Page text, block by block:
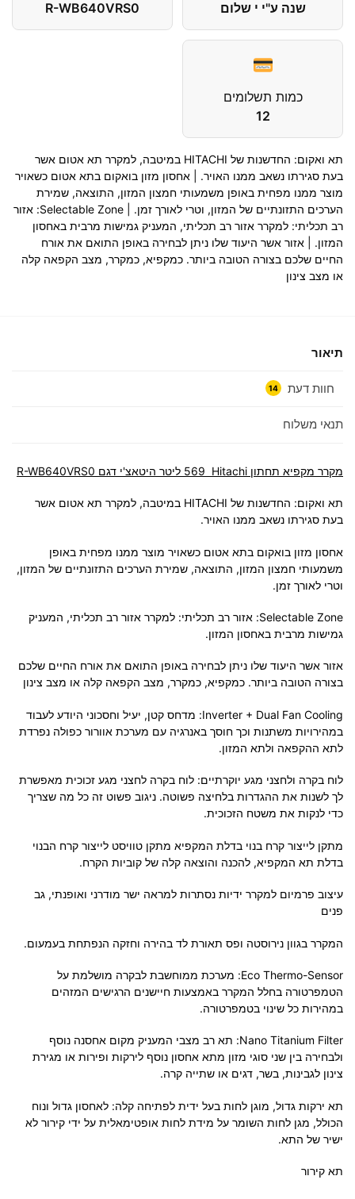
שנה ע"י י שלום
R-WB640VRS0
כמות תשלומים
12
תא ואקום: החדשנות של HITACHI במיטבה, למקרר תא אטום אשר
בעת סגירתו נשאב ממנו האויר. | אחסון מזון בואקום בתא אטום כשאויר
מוצר ממנו מפחית באופן משמעותי חמצון המזון, התוצאה, שמירת
הערכים התזונתיים של המזון, וטרי לאורך זמן. | Selectable Zone: אזור
רב תכליתי: למקרר אזור רב תכליתי, המעניק גמישות מרבית באחסון
המזון. | אזור אשר היעוד שלו ניתן לבחירה באופן התואם את אורח
החיים שלכם בצורה הטובה ביותר. כמקפיא, כמקרר, מצב הקפאה קלה
או מצב צינון
תיאור
חוות דעת 14
תנאי משלוח
מקרר ‏מקפיא תחתון Hitachi ‏569 ‏ליטר היטאצ'י דגם R-WB640VRS0
תא ואקום:
החדשנות של HITACHI במיטבה, למקרר תא אטום אשר
בעת סגירתו נשאב ממנו האויר.
אחסון מזון בואקום בתא אטום כשאויר מוצר ממנו מפחית באופן
משמעותי חמצון המזון, התוצאה, שמירת הערכים התזונתיים של המזון,
וטרי לאורך זמן.
Selectable Zone: אזור רב תכליתי: למקרר אזור רב תכליתי, המעניק
גמישות מרבית באחסון המזון.
אזור אשר היעוד שלו ניתן לבחירה באופן התואם את אורח החיים שלכם
בצורה הטובה ביותר. כמקפיא, כמקרר, מצב הקפאה קלה או מצב צינון
Inverter + Dual Fan Cooling: מדחס קטן, יעיל וחסכוני היודע לעבוד
במהירויות משתנות וכך חוסך באנרגיה עם מערכת אוורור כפולה נפרדת
לתא ההקפאה ולתא המזון.
לוח בקרה ולחצני מגע יוקרתיים: לוח בקרה לחצני מגע זכוכית מאפשרת
לך לשנות את ההגדרות בלחיצה פשוטה. ניגוב פשוט זה כל מה שצריך
כדי לנקות את משטח הזכוכית.
מתקן לייצור קרח בנוי בדלת המקפיא מתקן טוויסט לייצור קרח הבנוי
בדלת תא המקפיא, להכנה והוצאה קלה של קוביות הקרח.
עיצוב פרמיום למקרר ידיות נסתרות למראה ישר מודרני ואופנתי, גב
פנים
המקרר בגוון נירוסטה ופס תאורת לד בהירה וחזקה הנפתחת בעמעום.
Eco Thermo-Sensor: מערכת ממוחשבת לבקרה מושלמת על
הטמפרטורה בחלל המקרר באמצעות חיישנים הרגישים המזהים
במהירות כל שינוי בטמפרטורה.
Nano Titanium Filter: תא רב מצבי המעניק מקום אחסנה נוסף
ולבחירה בין שני סוגי מזון מתא אחסון נוסף לירקות ופירות או מגירת
צינון לגבינות, בשר, דגים או שתייה קרה.
תא ירקות גדול, מוגן לחות בעל ידית לפתיחה קלה: לאחסון גדול ונוח
הכולל, מגן לחות השומר על מידת לחות אופטימאלית על ידי קירור לא
ישיר של התא.
תא קירור